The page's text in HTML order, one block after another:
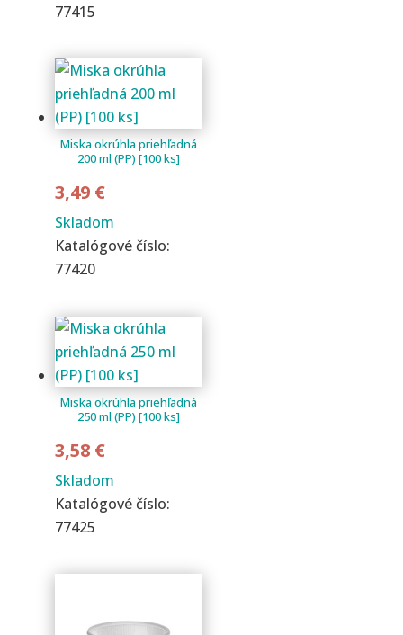
77415
Miska okrúhla priehľadná
200 ml (PP) [100 ks]
3,49 €
Skladom
Katalógové číslo:
77420
Miska okrúhla priehľadná
250 ml (PP) [100 ks]
3,58 €
Skladom
Katalógové číslo:
77425